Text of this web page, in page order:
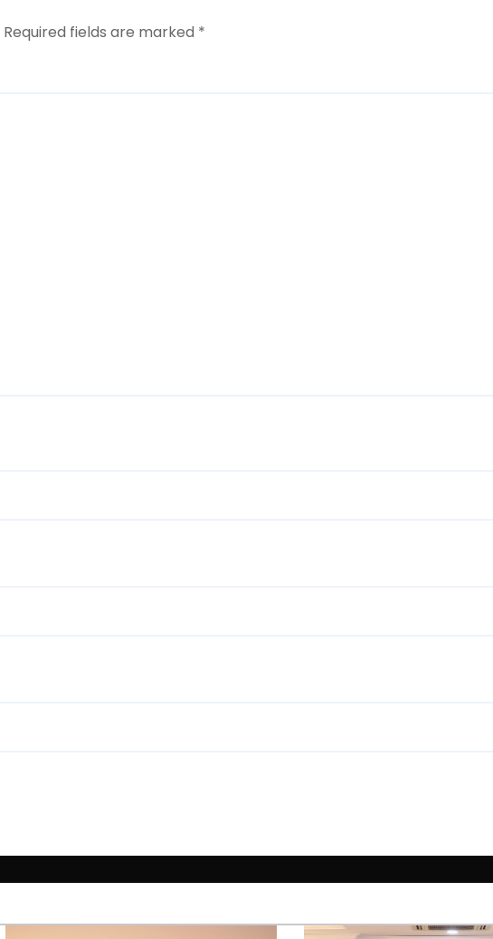
Required fields are marked *